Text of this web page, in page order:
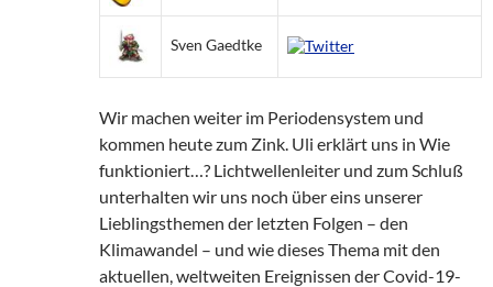
Sven Gaedtke
Wir machen weiter im Periodensystem und
kommen heute zum Zink. Uli erklärt uns in Wie
funktioniert…? Lichtwellenleiter und zum Schluß
unterhalten wir uns noch über eins unserer
Lieblingsthemen der letzten Folgen – den
Klimawandel – und wie dieses Thema mit den
aktuellen, weltweiten Ereignissen der Covid-19-